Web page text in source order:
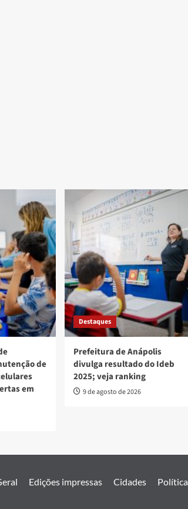
de
em
Destaques
Prefeitura de Anápolis
divulga resultado do Ideb
2025; veja ranking
9 de agosto de 2026
Edições impressas Cidades Política